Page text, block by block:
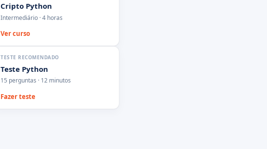
Cripto Python
Intermediário · 4 horas
Ver curso
TESTE RECOMENDADO
Teste Python
15 perguntas · 12 minutos
Fazer teste